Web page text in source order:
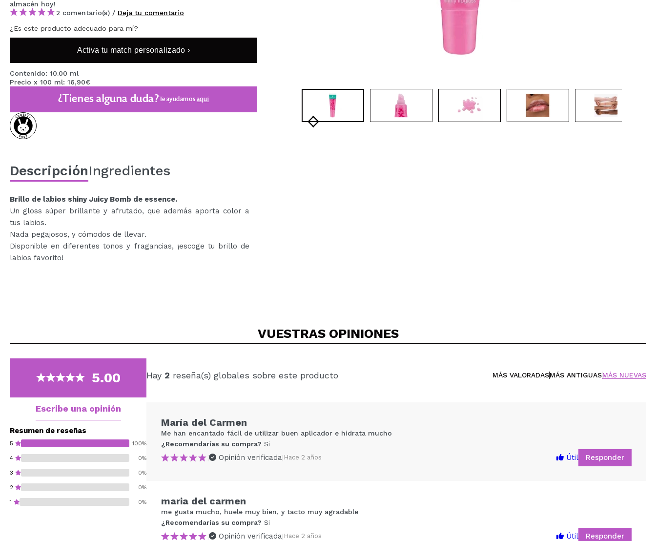
MAQUIFARMA
KOREA ZONE
TRAVEL SIZE
NATURE
OFERTAS
OUTLET
¡HAN VUELTO!
BLOG
CREAR CUENTA
almacén hoy!
2 comentario(s) / Deja tu comentario
¿Es este producto adecuado para mí?
Activa tu match personalizado ›
Contenido: 10.00 ml
Precio x 100 ml: 16,90€
¿Tienes alguna duda?Te ayudamosaquí
DescripciónIngredientes
Brillo de labios shiny Juicy Bomb de essence.
Un gloss súper brillante y afrutado, que además aporta color a
tus labios.
Nada pegajosos, y cómodos de llevar.
Disponible en diferentes tonos y fragancias, ¡escoge tu brillo de
labios favorito!
VUESTRAS OPINIONES
5.00
Escribe una opinión
Resumen de reseñas
5 100%
4 0%
3 0%
2 0%
1 0%
Hay 2 reseña(s) globales sobre este producto MÁS VALORADASMÁS ANTIGUASMÁS NUEVAS
Compartir un vídeo o una foto
Tu vídeo podría ser el primero. Imagínatelo...
María del Carmen
Me han encantado fácil de utilizar buen aplicador e hidrata mucho
¿Recomendarías su compra? Si
|
Opinión verificada| Hace 2 años Útil Responder
maria del carmen
me gusta mucho, huele muy bien, y tacto muy agradable
¿Recomendarías su compra? Si
|
Opinión verificada| Hace 2 años Útil Responder